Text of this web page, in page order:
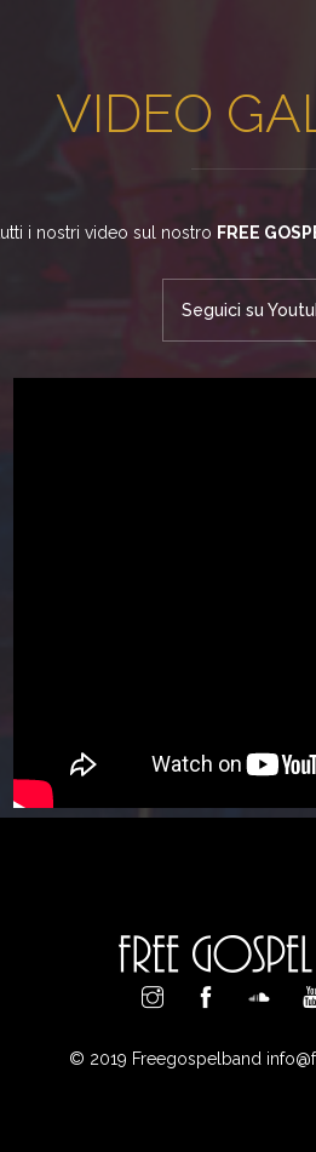
VIDEO
i nostri video sul nostro FREE
Seguici su
© 2019 Freegospelband